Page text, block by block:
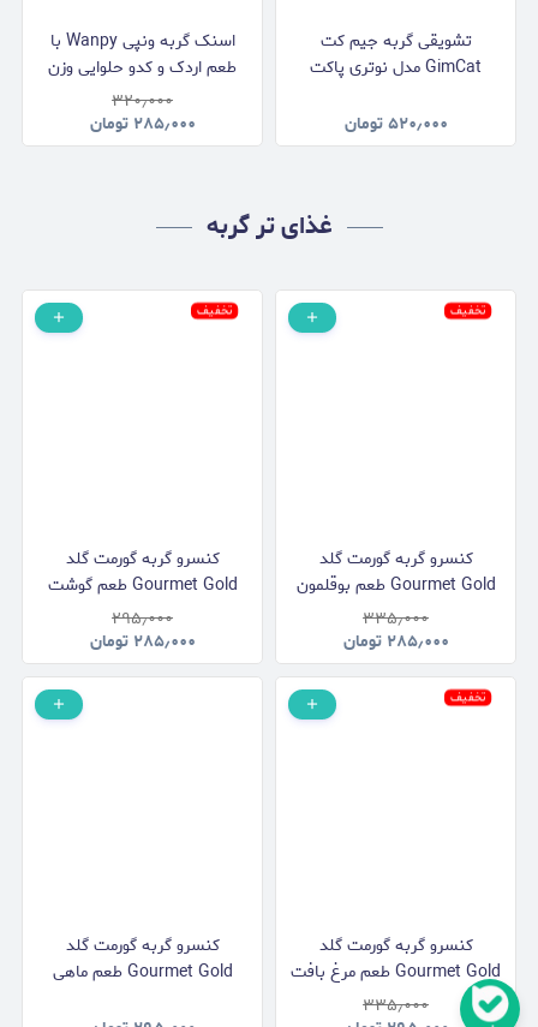
تشویقی گربه جیم کت
GimCat مدل نوتری پاکت
طعم مرغ وزن 60 گرم
۵۲۰٫۰۰۰تومان
اسنک گربه ونپی Wanpy با
طعم اردک و کدو حلوایی وزن
90 گرم
۳۲۰٫۰۰۰
۲۸۵٫۰۰۰ تومان
غذای تر گربه
تخفیف
کنسرو گربه گورمت گلد
Gourmet Gold طعم بوقلمون
بافت پته وزن 85 گرم
۳۳۵٫۰۰۰
۲۸۵٫۰۰۰ تومان
تخفیف
کنسرو گربه گورمت گلد
Gourmet Gold طعم گوشت
بافت پته وزن 85 گرم
۲۹۵٫۰۰۰
۲۸۵٫۰۰۰ تومان
تخفیف
کنسرو گربه گورمت گلد
Gourmet Gold طعم مرغ بافت
پته وزن 85 گرم
۳۳۵٫۰۰۰
کنسرو گربه گورمت گلد
Gourmet Gold طعم ماهی